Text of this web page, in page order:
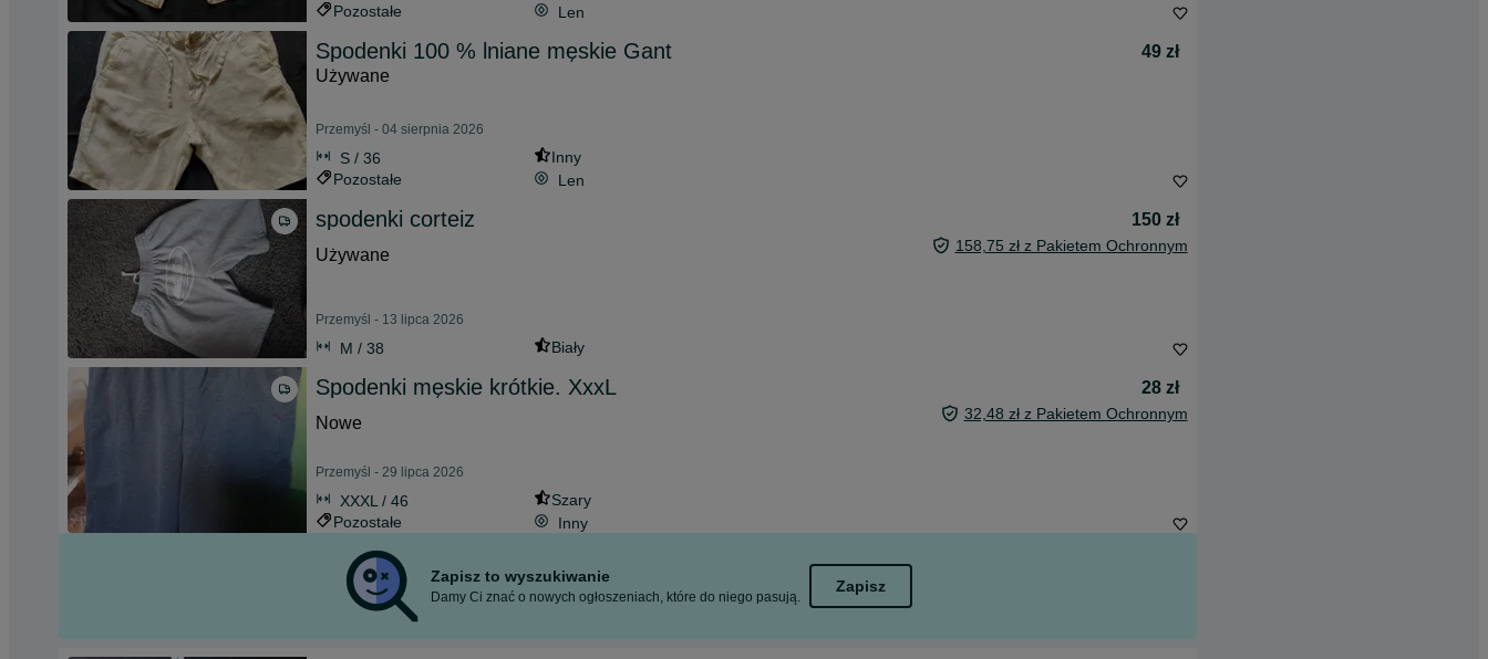
Pozostałe
Len
Spodenki 100 % lniane męskie Gant
49 zł
Używane
Przemyśl - 04 sierpnia 2026
S / 36
Inny
Pozostałe
Len
spodenki corteiz
150 zł
Używane
158,75 zł z Pakietem Ochronnym
Przemyśl - 13 lipca 2026
M / 38 Biały
Spodenki męskie krótkie. XxxL
28 zł
Nowe
32,48 zł z Pakietem Ochronnym
Przemyśl - 29 lipca 2026
XXXL / 46
Szary
Pozostałe
Inny
Zapisz to wyszukiwanie
Damy Ci znać o nowych ogłoszeniach, które do niego pasują.
Zapisz